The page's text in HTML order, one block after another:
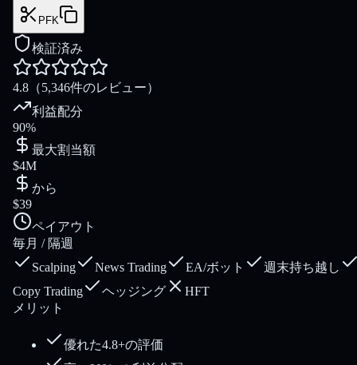
PFK
検証済み
4.8 （5,346件のレビュー）
利益配分
90%
最大割当額
$4M
から
$39
ペイアウト
毎月 / 隔週
Scalping
News Trading EA/ボット
週末持ち越し
Copy Trading
ヘッジング
HFT
メリット
優れた4.8+の評価